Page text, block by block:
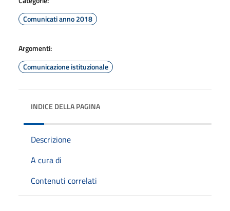
Comunicati anno 2018
Argomenti:
Comunicazione istituzionale
INDICE DELLA PAGINA
Descrizione
A cura di
Contenuti correlati